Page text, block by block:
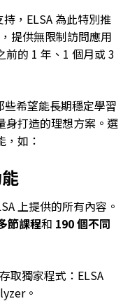
，ELSA 為此特別推
提供無限制訪問應用
的 1 年、1 個月或 3
些希望能長期穩定學習
身打造的理想方案。選
如：
上提供的所有內容。
節課程和 190 個不同
取獨家程式：ELSA
。